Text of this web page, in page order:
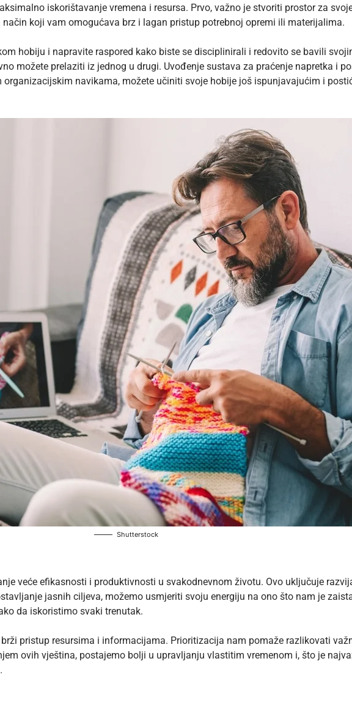
iskorištavanje vremena i resursa. Prvo, važno je stvoriti prostor za
koji vam omogućava brz i lagan pristup potrebnoj opremi ili materijalima.
hobiju i napravite raspored kako biste se disciplinirali i redovito se bavili
možete prelaziti iz jednog u drugi. Uvođenje sustava za praćenje napretka i
navikama, možete učiniti svoje hobije još ispunjavajućim i
Shutterstock
veće efikasnosti i produktivnosti u svakodnevnom životu. Ovo uključuje
jasnih ciljeva, možemo usmjeriti svoju energiju na ono što nam je
da iskoristimo svaki trenutak.
pristup resursima i informacijama. Prioritizacija nam pomaže razlikovati
ovih vještina, postajemo bolji u upravljanju vlastitim vremenom i, što je